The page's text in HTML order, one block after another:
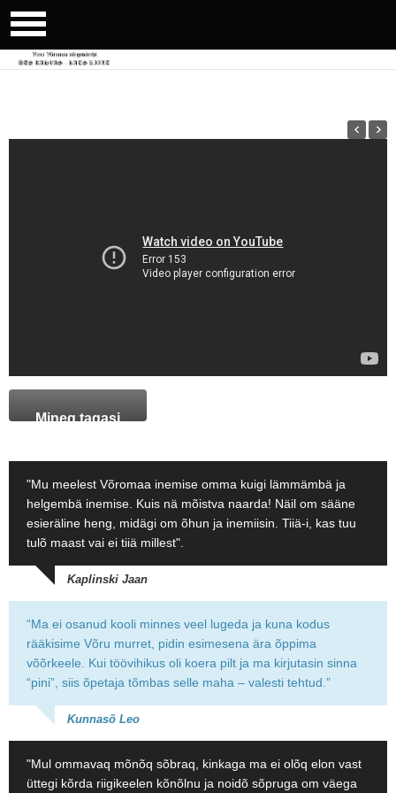
Mineq tagasi
"Mu meelest Võromaa inemise omma kuigi lämmämbä ja
helgembä inemise. Kuis nä mõistva naarda! Näil om sääne
esieräline heng, midägi om õhun ja inemiisin. Tiiä-i, kas tuu
tulõ maast vai ei tiiä millest".
Kaplinski Jaan
“Ma ei osanud kooli minnes veel lugeda ja kuna kodus
rääkisime Võru murret, pidin esimesena ära õppima
võõrkeele. Kui töövihikus oli koera pilt ja ma kirjutasin sinna
“pini”, siis õpetaja tõmbas selle maha – valesti tehtud.”
Kunnasõ Leo
"Mul ommavaq mõnõq sõbraq, kinkaga ma ei olõq elon vast
üttegi kõrda riigikeelen kõnõlnu ja noidõ sõpruga om väega